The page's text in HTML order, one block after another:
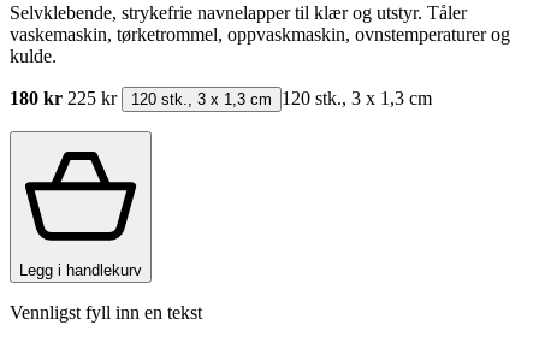
Selvklebende, strykefrie navnelapper til klær og utstyr. Tåler
vaskemaskin, tørketrommel, oppvaskmaskin, ovnstemperaturer og
kulde.
180 kr 225 kr 120 stk., 3 x 1,3 cm 120 stk., 3 x 1,3 cm
Legg i handlekurv
Vennligst fyll inn en tekst